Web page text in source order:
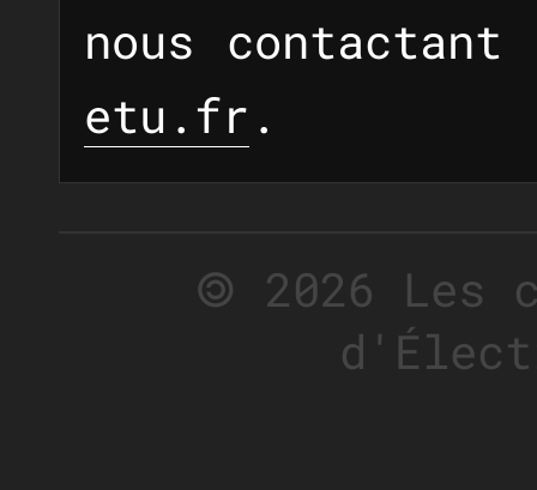
nous
etu.fr .
🄯 2026 Les